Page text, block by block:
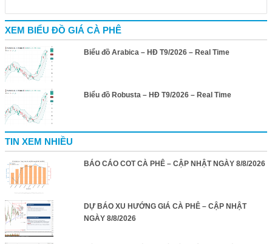
XEM BIỂU ĐỒ GIÁ CÀ PHÊ
Biểu đồ Arabica – HĐ T9/2026 – Real Time
Biểu đồ Robusta – HĐ T9/2026 – Real Time
TIN XEM NHIỀU
BÁO CÁO COT CÀ PHÊ – CẬP NHẬT NGÀY 8/8/2026
DỰ BÁO XU HƯỚNG GIÁ CÀ PHÊ – CẬP NHẬT
NGÀY 8/8/2026